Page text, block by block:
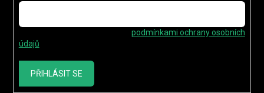
podmínkami ochrany osobních
údajů
PŘIHLÁSIT SE